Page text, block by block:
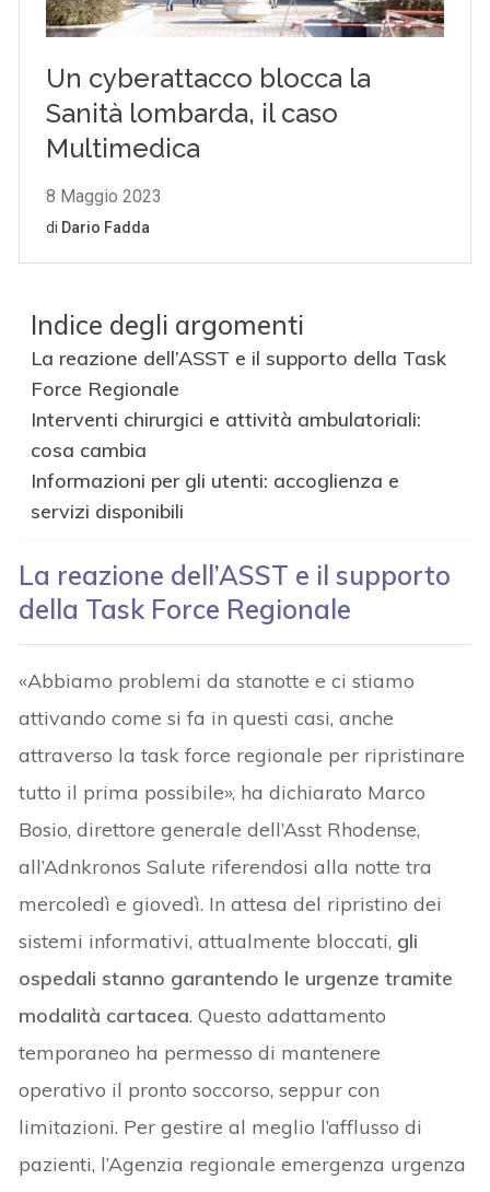
Indice degli argomenti
La reazione dell’ASST e il supporto della Task
Force Regionale
Interventi chirurgici e attività ambulatoriali:
cosa cambia
Informazioni per gli utenti: accoglienza e
servizi disponibili
La reazione dell’ASST e il supporto
della Task Force Regionale
«Abbiamo problemi da stanotte e ci stiamo
attivando come si fa in questi casi, anche
attraverso la task force regionale per ripristinare
tutto il prima possibile», ha dichiarato Marco
Bosio, direttore generale dell’Asst Rhodense,
all’Adnkronos Salute riferendosi alla notte tra
mercoledì e giovedì. In attesa del ripristino dei
sistemi informativi, attualmente bloccati, gli
ospedali stanno garantendo le urgenze tramite
modalità cartacea. Questo adattamento
temporaneo ha permesso di mantenere
operativo il pronto soccorso, seppur con
limitazioni. Per gestire al meglio l’afflusso di
pazienti, l’Agenzia regionale emergenza urgenza